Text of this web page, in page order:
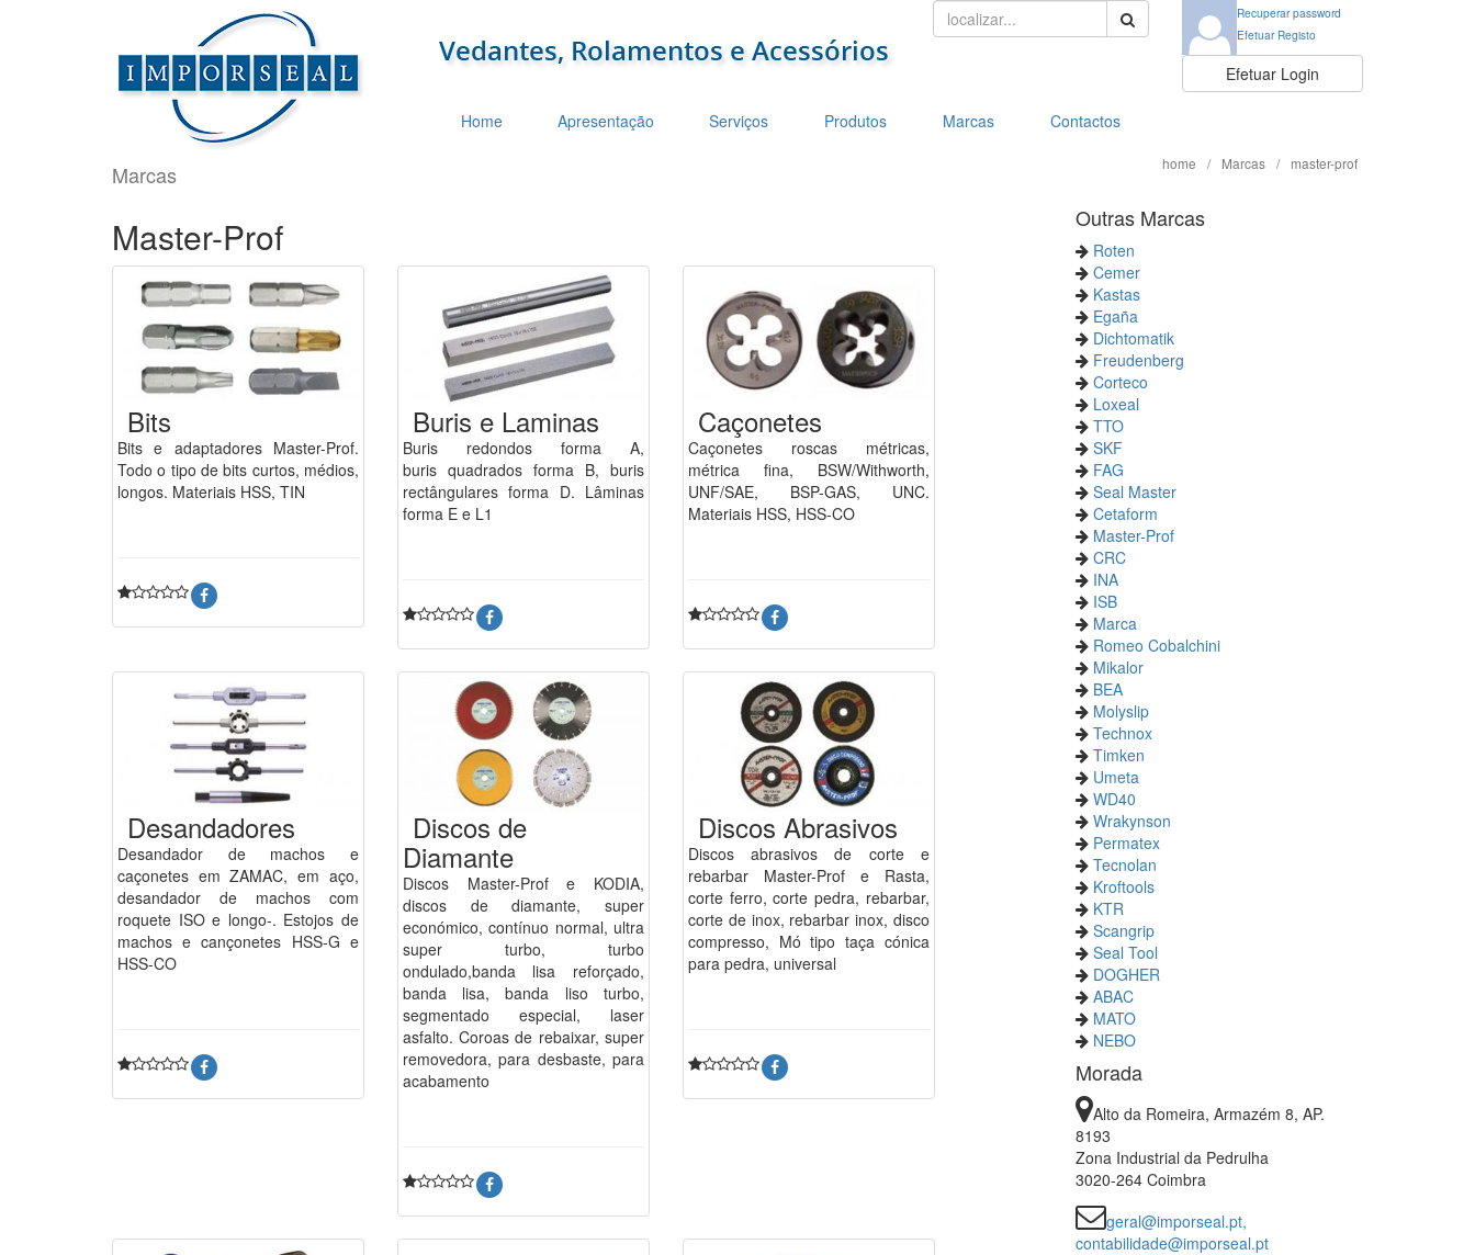
localizar:
Home Apresentação Serviços Produtos Marcas Contactos
Recuperar password
Efetuar Registo
Efetuar Login
Marcas home / Marcas / master-prof
Master-Prof
Bits
Bits e adaptadores Master-Prof.
Todo o tipo de bits curtos, médios,
longos. Materiais HSS, TIN
Buris e Laminas
Buris redondos forma A,
buris quadrados forma B, buris
rectângulares forma D. Lâminas
forma E e L1
Caçonetes
Caçonetes roscas métricas,
métrica fina, BSW/Withworth,
UNF/SAE, BSP-GAS, UNC.
Materiais HSS, HSS-CO
Desandadores
Desandador de machos e
caçonetes em ZAMAC, em aço,
desandador de machos com
roquete ISO e longo-. Estojos de
machos e cançonetes HSS-G e
HSS-CO
Discos de
Diamante
Discos Master-Prof e KODIA,
discos de diamante, super
económico, contínuo normal, ultra
super turbo, turbo
ondulado,banda lisa reforçado,
banda lisa, banda liso turbo,
segmentado especial, laser
asfalto. Coroas de rebaixar, super
removedora, para desbaste, para
acabamento
Discos Abrasivos
Discos abrasivos de corte e
rebarbar Master-Prof e Rasta,
corte ferro, corte pedra, rebarbar,
corte de inox, rebarbar inox, disco
compresso, Mó tipo taça cónica
para pedra, universal
Outras Marcas
Roten
Cemer
Kastas
Egaña
Dichtomatik
Freudenberg
Corteco
Loxeal
TTO
SKF
FAG
Seal Master
Cetaform
Master-Prof
CRC
INA
ISB
Marca
Romeo Cobalchini
Mikalor
BEA
Molyslip
Technox
Timken
Umeta
WD40
Wrakynson
Permatex
Tecnolan
Kroftools
KTR
Scangrip
Seal Tool
DOGHER
ABAC
MATO
NEBO
Morada
Alto da Romeira, Armazém 8, AP.
8193
Zona Industrial da Pedrulha
3020-264 Coimbra
geral@imporseal.pt,
contabilidade@imporseal.pt